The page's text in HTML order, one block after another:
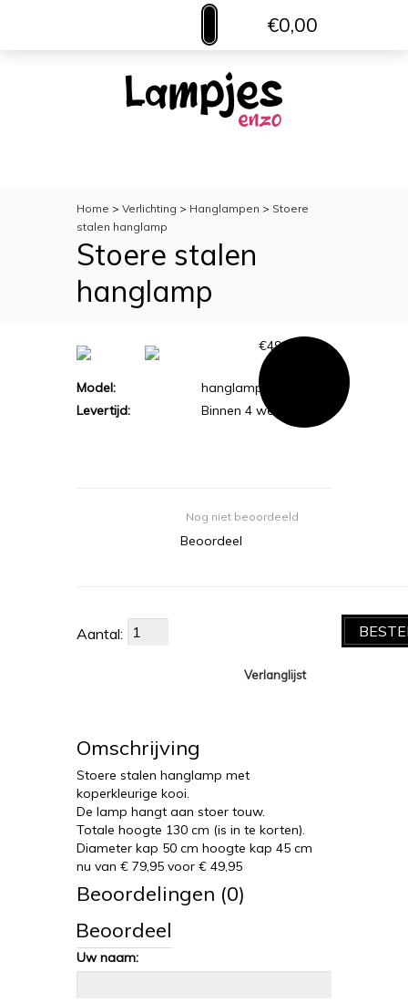
€0,00
Home > Verlichting > Hanglampen > Stoere
stalen hanglamp
Stoere stalen
hanglamp
€49,95
Model:
hanglamp09
Levertijd:
Binnen 4 werkdagen
Nog niet beoordeeld
Beoordeel
Aantal:
Verlanglijst
Omschrijving
Stoere stalen hanglamp met
koperkleurige kooi.
De lamp hangt aan stoer touw.
Totale hoogte 130 cm (is in te korten).
Diameter kap 50 cm hoogte kap 45 cm
nu van € 79,95 voor € 49,95
Beoordelingen (0)
Beoordeel
Uw naam: